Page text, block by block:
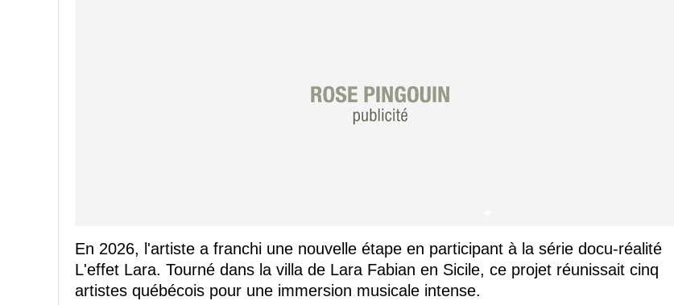
En 2026, l'artiste a franchi une nouvelle étape en participant à la série docu-réalité
L'effet Lara. Tourné dans la villa de Lara Fabian en Sicile, ce projet réunissait cinq
artistes québécois pour une immersion musicale intense.